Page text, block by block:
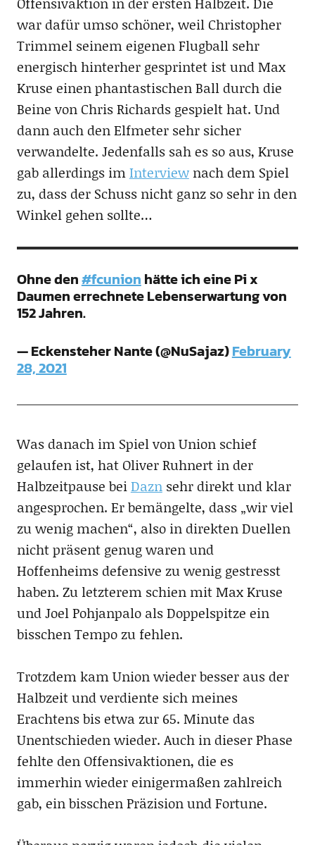
war dafür umso schöner, weil Christopher
Trimmel seinem eigenen Flugball sehr
energisch hinterher gesprintet ist und Max
Kruse einen phantastischen Ball durch die
Beine von Chris Richards gespielt hat. Und
dann auch den Elfmeter sehr sicher
verwandelte. Jedenfalls sah es so aus, Kruse
gab allerdings imInterviewnach dem Spiel
zu, dass der Schuss nicht ganz so sehr in den
Winkel gehen sollte…
Ohne den#fcunionhätte ich eine Pi x
Daumen errechnete Lebenserwartung von
152 Jahren.
— Eckensteher Nante (@NuSajaz)February
28, 2021
Was danach im Spiel von Union schief
gelaufen ist, hat Oliver Ruhnert in der
Halbzeitpause beiDaznsehr direkt und klar
angesprochen. Er bemängelte, dass „wir viel
zu wenig machen“, also in direkten Duellen
nicht präsent genug waren und
Hoffenheims defensive zu wenig gestresst
haben. Zu letzterem schien mit Max Kruse
und Joel Pohjanpalo als Doppelspitze ein
bisschen Tempo zu fehlen.
Trotzdem kam Union wieder besser aus der
Halbzeit und verdiente sich meines
Erachtens bis etwa zur 65. Minute das
Unentschieden wieder. Auch in dieser Phase
fehlte den Offensivaktionen, die es
immerhin wieder einigermaßen zahlreich
gab, ein bisschen Präzision und Fortune.